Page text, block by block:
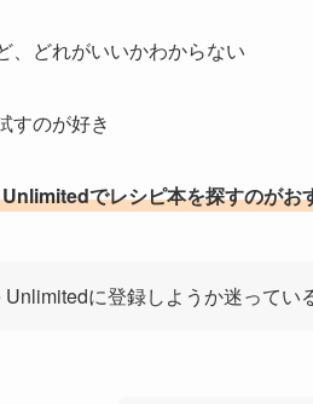
、どれがいいかわからない
すのが好き
でレシピ本を探すのがお
Unlimitedに登録しようか迷って